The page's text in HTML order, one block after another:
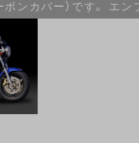
ボンカバー）です。 エ